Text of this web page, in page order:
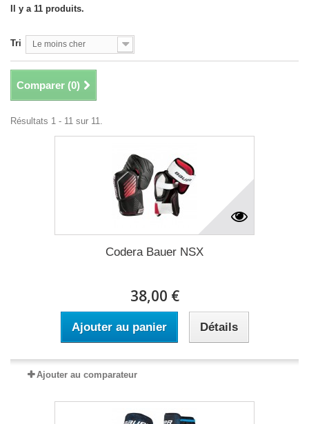
Il y a 11 produits.
Tri Le moins cher
Comparer (0)
Résultats 1 - 11 sur 11.
Codera Bauer NSX
38,00 €
Ajouter au panier Détails
Ajouter au comparateur